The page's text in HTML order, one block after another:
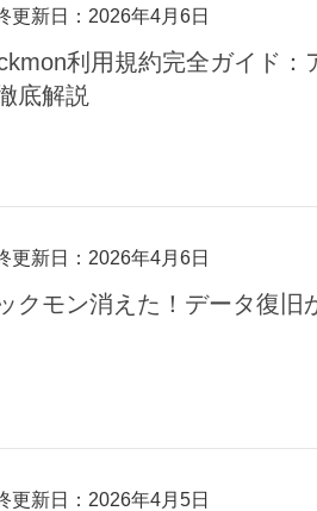
更新日：2026年4月6日
利用規約完全ガイド
底解説
更新日：2026年4月6日
クモン消えた！データ復旧
更新日：2026年4月5日